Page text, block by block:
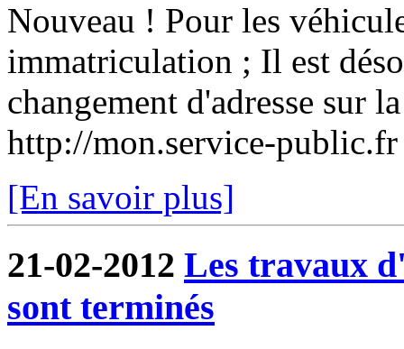
Nouveau ! Pour les
immatriculation ; Il est
changement d'adresse sur
http://mon.service-
[En savoir plus]
21-02-2012 Les travaux
sont terminés